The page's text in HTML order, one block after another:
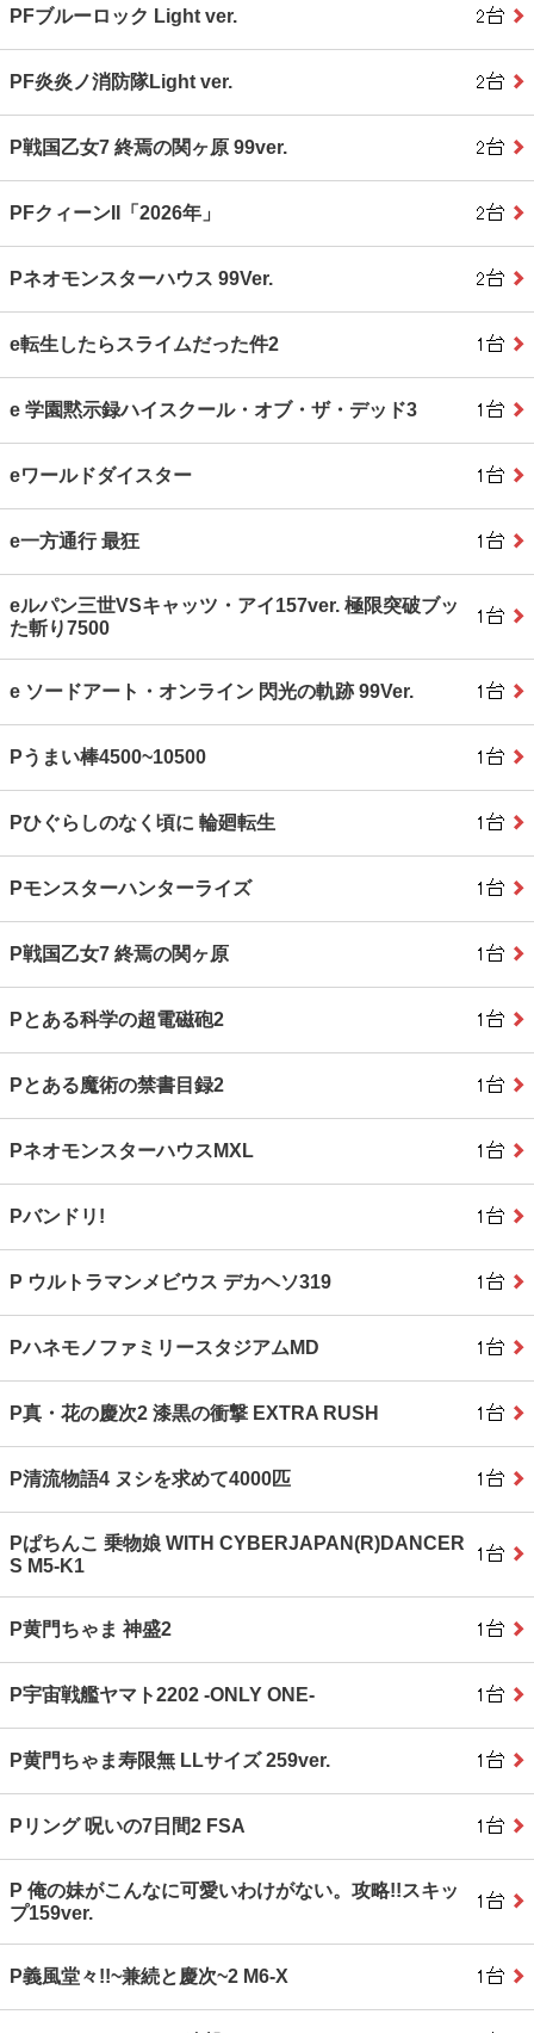
PFブルーロック Light ver.
PF炎炎ノ消防隊Light ver.
P戦国乙女7 終焉の関ヶ原 99ver.
PFクィーンII「2026年」
Pネオモンスターハウス 99Ver.
e転生したらスライムだった件2
e 学園黙示録ハイスクール・オブ・ザ・デッド3
eワールドダイスター
e一方通行 最狂
eルパン三世VSキャッツ・アイ157ver. 極限突破ブッ
た斬り7500
e ソードアート・オンライン 閃光の軌跡 99Ver.
Pうまい棒4500~10500
Pひぐらしのなく頃に 輪廻転生
Pモンスターハンターライズ
P戦国乙女7 終焉の関ヶ原
Pとある科学の超電磁砲2
Pとある魔術の禁書目録2
PネオモンスターハウスMXL
Pバンドリ!
P ウルトラマンメビウス デカヘソ319
PハネモノファミリースタジアムMD
P真・花の慶次2 漆黒の衝撃 EXTRA RUSH
P清流物語4 ヌシを求めて4000匹
Pぱちんこ 乗物娘 WITH CYBERJAPAN(R)DANCER
S M5‐K1
P黄門ちゃま 神盛2
P宇宙戦艦ヤマト2202 ‐ONLY ONE‐
P黄門ちゃま寿限無 LLサイズ 259ver.
Pリング 呪いの7日間2 FSA
P 俺の妹がこんなに可愛いわけがない。攻略!!スキッ
プ159ver.
P義風堂々!!~兼続と慶次~2 M6‐X